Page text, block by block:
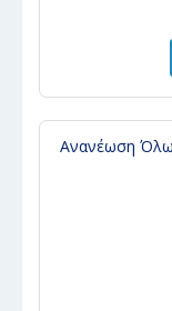
Ανανέωση